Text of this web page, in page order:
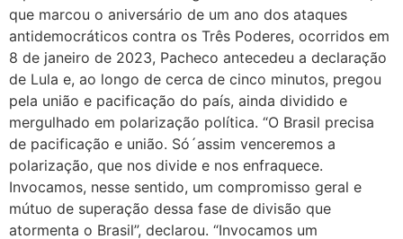
que marcou o aniversário de um ano dos ataques
antidemocráticos contra os Três Poderes, ocorridos em
8 de janeiro de 2023, Pacheco antecedeu a declaração
de Lula e, ao longo de cerca de cinco minutos, pregou
pela união e pacificação do país, ainda dividido e
mergulhado em polarização política. “O Brasil precisa
de pacificação e união. Só´assim venceremos a
polarização, que nos divide e nos enfraquece.
Invocamos, nesse sentido, um compromisso geral e
mútuo de superação dessa fase de divisão que
atormenta o Brasil”, declarou. “Invocamos um